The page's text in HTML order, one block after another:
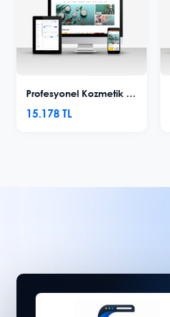
Profesyonel Kozmetik E-Ticaret Sitesi V8
15.178 TL